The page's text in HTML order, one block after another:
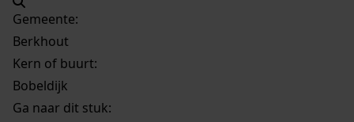
Gemeente:
Berkhout
Kern of buurt:
Bobeldijk
Ga naar dit stuk: